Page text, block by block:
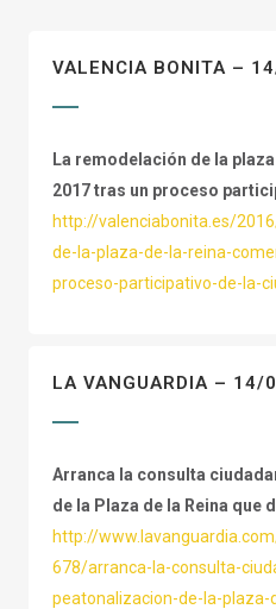
VALENCIA BONITA –
La remodelación de la
2017 tras un proceso
http://valenciabonita.es/
de-la-plaza-de-la-reina-
proceso-participativo-de-la-
LA VANGUARDIA – 14/
Arranca la consulta
de la Plaza de la Reina que
http://
678/arranca-la-consulta-
peatonalizacion-de-la-